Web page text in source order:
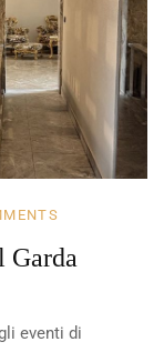
Garda
eventi di